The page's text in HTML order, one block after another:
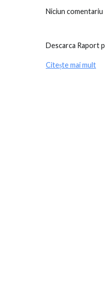
Niciun comentariu
Descarca Raport
Citește mai mult